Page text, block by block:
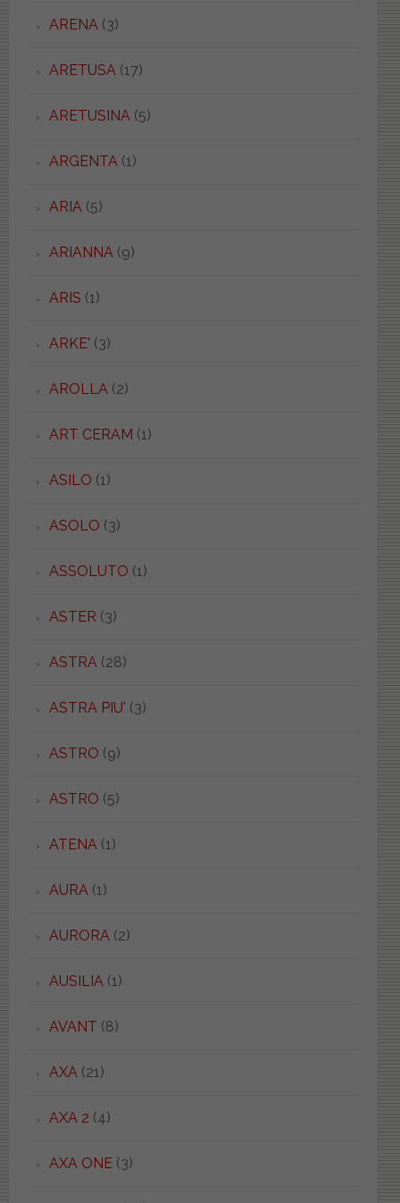
ARENA (3)
ARETUSA (17)
ARETUSINA (5)
ARGENTA (1)
ARIA (5)
ARIANNA (9)
ARIS (1)
ARKE' (3)
AROLLA (2)
ART CERAM (1)
ASILO (1)
ASOLO (3)
ASSOLUTO (1)
ASTER (3)
ASTRA (28)
ASTRA PIU' (3)
ASTRO (9)
ASTRO (5)
ATENA (1)
AURA (1)
AURORA (2)
AUSILIA (1)
AVANT (8)
AXA (21)
AXA 2 (4)
AXA ONE(3)